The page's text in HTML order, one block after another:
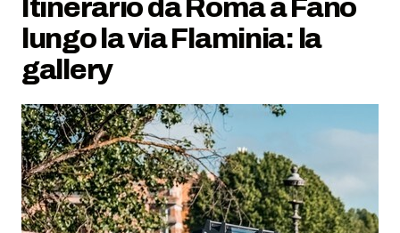
Itinerario da Roma a Fano
lungo la via Flaminia: la
gallery